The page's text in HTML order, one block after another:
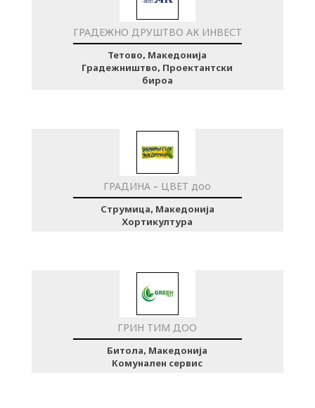
ГРАДЕЖНО ДРУШТВО АК ИНВЕСТ
Тетово, Македонија
Градежништво, Проектантски
бироа
ГРАДИНА - ЦВЕТ доо
Струмица, Македонија
Хортикултура
ГРИН ТИМ ДОО
Битола, Македонија
Комунален сервис